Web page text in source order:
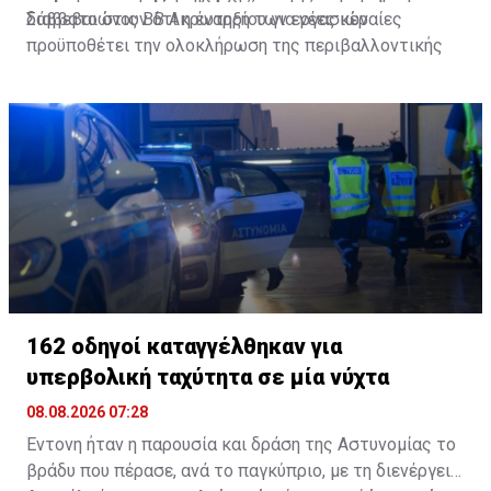
διαβεβαιώνουν ότι η έναρξη των εργασιών
προϋποθέτει την ολοκλήρωση της περιβαλλοντικής
συνεργασία με τις αρμόδιες αρχές και τις τοπικές
κοινότητες.
Σάββατο στις ΒΒ Ακρωτηρίου για νέες κεραίες
162 οδηγοί καταγγέλθηκαν για
υπερβολική ταχύτητα σε μία νύχτα
08.08.2026 07:28
Έντονη ήταν η παρουσία και δράση της Αστυνομίας το
βράδυ που πέρασε, ανά το παγκύπριο, με τη διενέργεια